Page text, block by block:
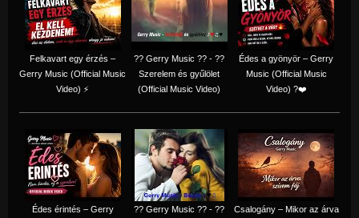
Felkavart egy érzés –
Gerry Music (Official Music
Video) ⚡
?? Gerry Music ?? - ??
Szerelem és gyűlölet
(Official Music Video)
Édes a gyönyör – Gerry
Music (Official Music
Video) ?❤️
Édes érintés – Gerry
?? Gerry Music ?? - ??
Csalogány – Mikor az árva